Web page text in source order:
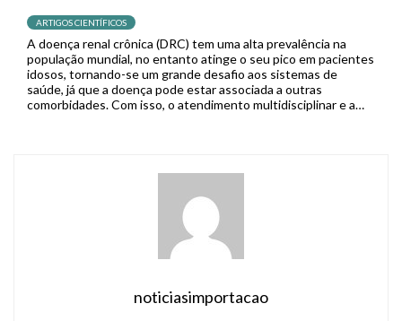
ARTIGOS CIENTÍFICOS
A doença renal crônica (DRC) tem uma alta prevalência na
população mundial, no entanto atinge o seu pico em pacientes
idosos, tornando-se um grande desafio aos sistemas de
saúde, já que a doença pode estar associada a outras
comorbidades. Com isso, o atendimento multidisciplinar e a
noticiasimportacao